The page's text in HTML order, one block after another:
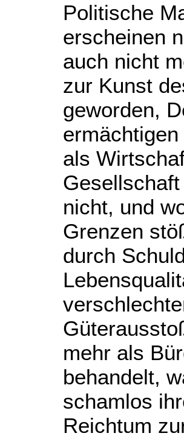
Politische
erscheinen
auch nicht
zur Kunst
geworden,
als
nicht, und
Grenzen
durch
mehr als
behandelt,
schamlos
Reichtum